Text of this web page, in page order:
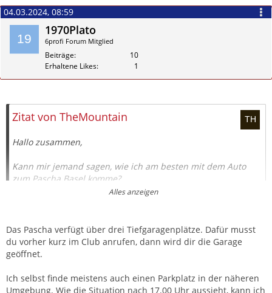
04.03.2024, 08:59
1970Plato
6profi Forum Mitglied
Beiträge
10
Erhaltene Likes
1
Zitat von TheMountain
Hallo zusammen,
Kann mir jemand sagen, wie ich am besten mit dem Auto
zum Pascha Basel komme?
Soweit ich weiss, gibt es direkt am Club nur wenige
beziehungsweise keine frei verfügbaren Parkplätze.
umliegenden Strassen parken? Falls dort die blaue Zone gilt:
Wie funktioniert das für Besucher aus Deutschland, und wo
Alles anzeigen
Das Pascha verfügt über drei Tiefgaragenplätze. Dafür musst
du vorher kurz im Club anrufen, dann wird dir die Garage
geöffnet.
Ich selbst finde meistens auch einen Parkplatz in der näheren
Umgebung. Wie die Situation nach 17.00 Uhr aussieht, kann ich
Zitieren